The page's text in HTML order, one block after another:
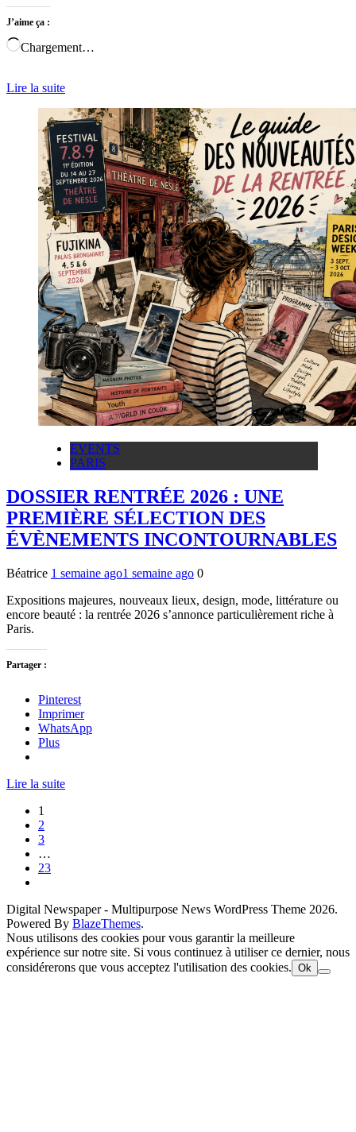
J’aime ça :
Chargement…
Lire la suite
EVENTS
PARIS
DOSSIER RENTRÉE 2026 : UNE
PREMIÈRE SÉLECTION DES
ÉVÈNEMENTS INCONTOURNABLES
Béatrice 1 semaine ago1 semaine ago 0
Expositions majeures, nouveaux lieux, design, mode, littérature ou
encore beauté : la rentrée 2026 s’annonce particulièrement riche à
Paris.
Partager :
Pinterest
Imprimer
WhatsApp
Plus
Lire la suite
1
2
3
…
23
Digital Newspaper - Multipurpose News WordPress Theme 2026.
Powered By BlazeThemes.
Nous utilisons des cookies pour vous garantir la meilleure
expérience sur notre site. Si vous continuez à utiliser ce dernier, nous
considérerons que vous acceptez l'utilisation des cookies. Ok